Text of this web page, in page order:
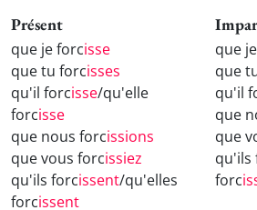
Présent
que je forcisse
que tu forcisses
qu'il forcisse/qu'elle
forcisse
que nous forcissions
que vous forcissiez
qu'ils forcissent/qu'elles
forcissent
que
que
qu'il
que
que
qu'ils
forc